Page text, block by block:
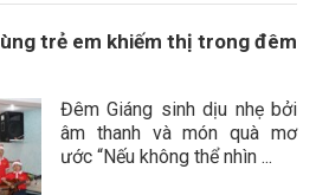
trẻ em khiếm thị trong đêm
Đêm Giáng sinh dịu nhẹ bởi
âm thanh và món quà mơ
ước “Nếu không thể nhìn ...